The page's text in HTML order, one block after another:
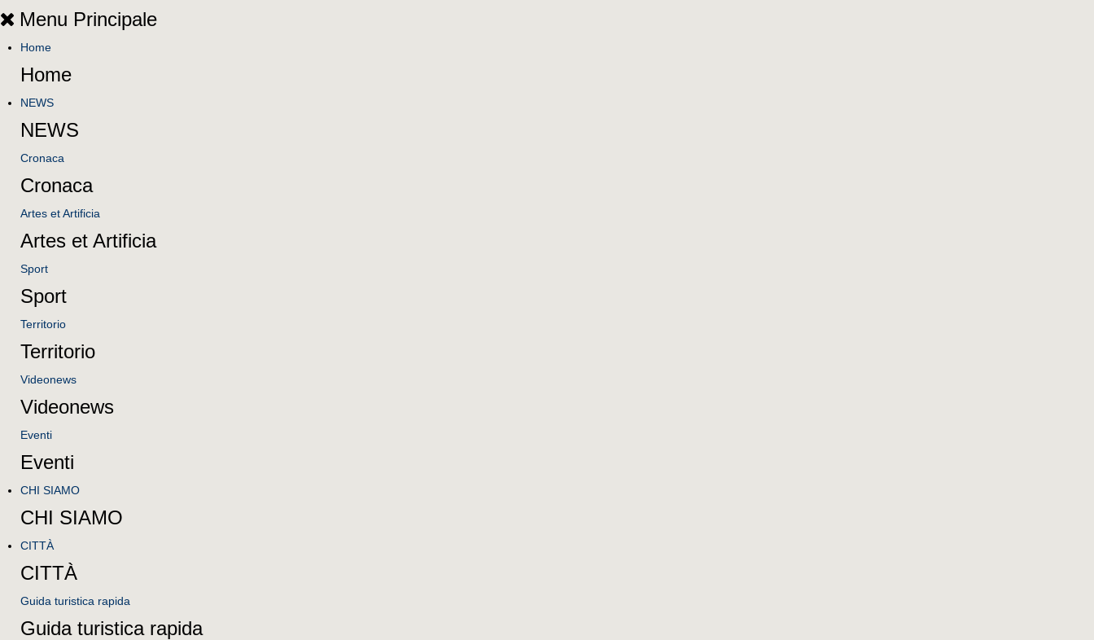
Menu Principale
Home
Home
NEWS
NEWS
Cronaca
Cronaca
Artes et Artificia
Artes et Artificia
Sport
Sport
Territorio
Territorio
Videonews
Videonews
Eventi
Eventi
CHI SIAMO
CHI SIAMO
CITTÀ
CITTÀ
Guida turistica rapida
Guida turistica rapida